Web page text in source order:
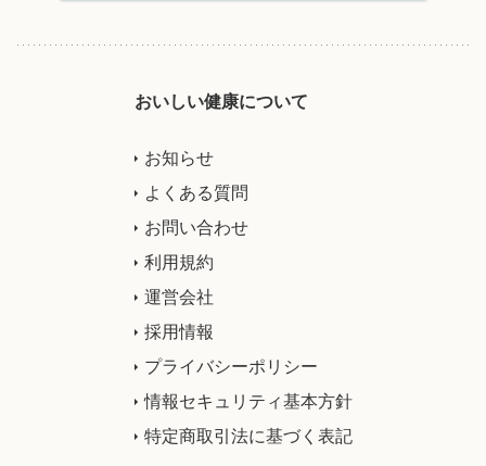
おいしい健康について
お知らせ
よくある質問
お問い合わせ
利用規約
運営会社
採用情報
プライバシーポリシー
情報セキュリティ基本方針
特定商取引法に基づく表記